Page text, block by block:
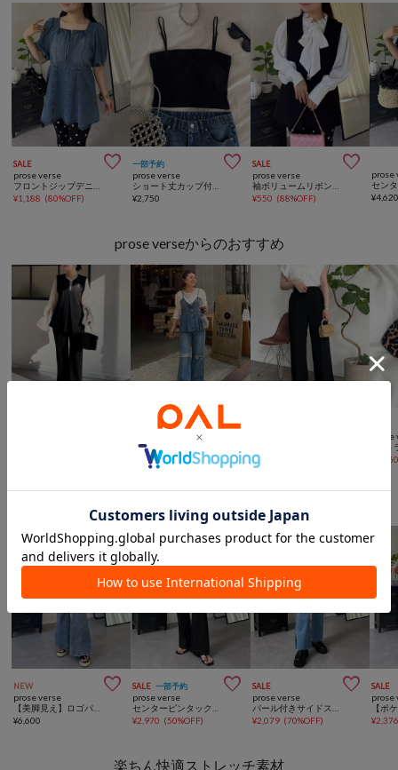
SALE 
prose verse
¥1,188 (80%OFF)
一部予約 
prose verse
¥2,750
SALE 
prose verse
¥550 (88%OFF)
prose
¥
prose verseからのおすすめ

3,465 (50%OFF )
¥4,950
NEW 
prose verse
¥6,600
SALE 一部予約 
prose verse
¥2,970 (50%OFF)
SALE 
prose verse
¥2,079 (70%OFF)
SALE
prose
¥
楽ちん快適ストレッチ素材